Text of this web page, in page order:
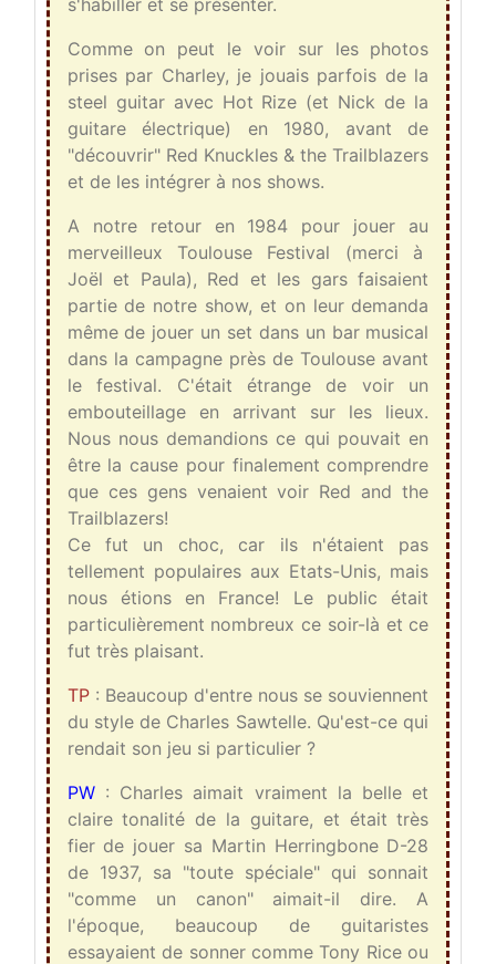
Comme on peut le voir sur les photos
prises par Charley, je jouais parfois de la
steel guitar avec Hot Rize (et Nick de la
guitare électrique) en 1980, avant de
"découvrir" Red Knuckles & the Trailblazers
et de les intégrer à nos shows.
A notre retour en 1984 pour jouer au
merveilleux Toulouse Festival (merci à
Joël et Paula), Red et les gars faisaient
partie de notre show, et on leur demanda
même de jouer un set dans un bar musical
dans la campagne près de Toulouse avant
le festival. C'était étrange de voir un
embouteillage en arrivant sur les lieux.
Nous nous demandions ce qui pouvait en
être la cause pour finalement comprendre
que ces gens venaient voir Red and the
Trailblazers!
Ce fut un choc, car ils n'étaient pas
tellement populaires aux Etats-Unis, mais
nous étions en France! Le public était
particulièrement nombreux ce soir-là et ce
fut très plaisant.
TP: Beaucoup d'entre nous se souviennent
du style de Charles Sawtelle. Qu'est-ce qui
rendait son jeu si particulier ?
PW: Charles aimait vraiment la belle et
claire tonalité de la guitare, et était très
fier de jouer sa Martin Herringbone D-28
de 1937, sa "toute spéciale" qui sonnait
"comme un canon" aimait-il dire. A
l'époque, beaucoup de guitaristes
essayaient de sonner comme Tony Rice ou